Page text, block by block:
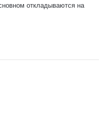
откладываются на